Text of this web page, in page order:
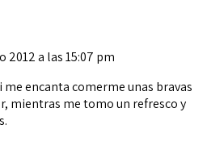
2012 a las 15:07 pm
me encanta comerme unas bravas
mientras me tomo un refresco y